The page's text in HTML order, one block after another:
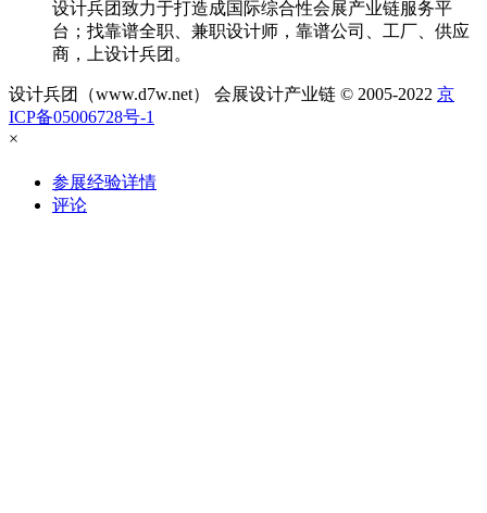
设计兵团致力于打造成国际综合性会展产业链服务平
台；找靠谱全职、兼职设计师，靠谱公司、工厂、供应
商，上设计兵团。
设计兵团（www.d7w.net） 会展设计产业链 © 2005-2022 京
ICP备05006728号-1
×
参展经验详情
评论